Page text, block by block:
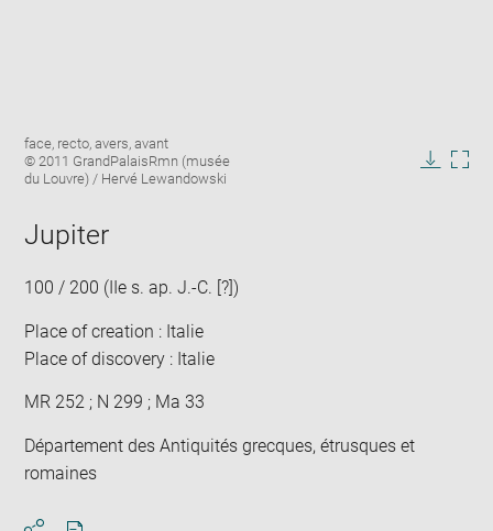
Image
caption:
face, recto, avers, avant
© 2011 GrandPalaisRmn (musée
du Louvre) / Hervé Lewandowski
Jupiter
100 / 200 (IIe s. ap. J.-C. [?])
Place of creation : Italie
Place of discovery : Italie
MR 252 ; N 299 ; Ma 33
Département des Antiquités grecques, étrusques et
romaines